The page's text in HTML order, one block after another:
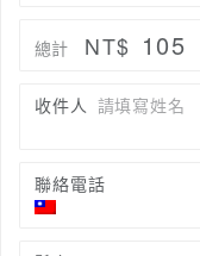
總計 NT$ 105
收件人 請填寫姓名
聯絡電話